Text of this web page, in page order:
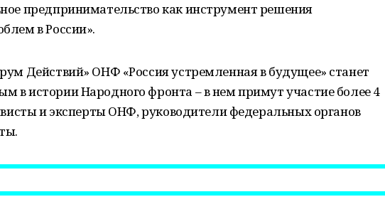
предпринимательство как инструмент решения
в России».
Действий» ОНФ «Россия устремленная в будущее» станет
в истории Народного фронта – в нем примут участие более 4
и эксперты ОНФ, руководители федеральных органов